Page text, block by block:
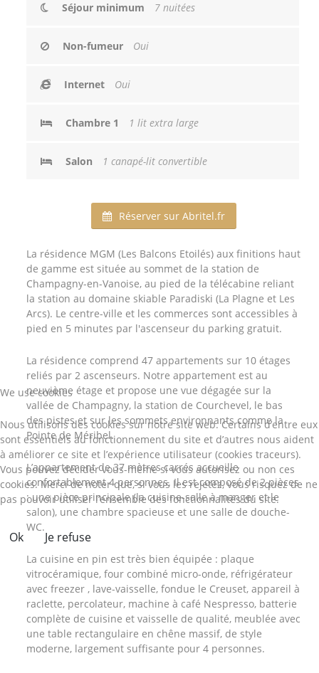
Séjour minimum 7 nuitées
Non-fumeur Oui
Internet Oui
Chambre 1 1 lit extra large
Salon 1 canapé-lit convertible
Réserver sur Abritel.fr
La résidence MGM (Les Balcons Etoilés) aux finitions haut
de gamme est située au sommet de la station de
Champagny-en-Vanoise, au pied de la télécabine reliant
la station au domaine skiable Paradiski (La Plagne et Les
Arcs). Le centre-ville et les commerces sont accessibles à
pied en 5 minutes par l'ascenseur du parking gratuit.
La résidence comprend 47 appartements sur 10 étages
reliés par 2 ascenseurs. Notre appartement est au
neuvième étage et propose une vue dégagée sur la
vallée de Champagny, la station de Courchevel, le bas
des pistes et sur les sommets environnants comme la
Pointe de Méribel.
L’appartement de 37 mètres carrés accueille
confortablement 4 personnes. Il est composé de 2 pièces
: une pièce principale (la cuisine-salle à manger et le
salon), une chambre spacieuse et une salle de douche-
WC.
La cuisine en pin est très bien équipée : plaque
vitrocéramique, four combiné micro-onde, réfrigérateur
avec freezer , lave-vaisselle, fondue le Creuset, appareil à
raclette, percolateur, machine à café Nespresso, batterie
complète de cuisine et vaisselle de qualité, meublée avec
une table rectangulaire en chêne massif, de style
moderne, largement suffisante pour 4 personnes.
We use cookies
Nous utilisons des cookies sur notre site web. Certains d’entre eux
sont essentiels au fonctionnement du site et d’autres nous aident
à améliorer ce site et l’expérience utilisateur (cookies traceurs).
Vous pouvez décider vous-même si vous autorisez ou non ces
cookies. Merci de noter que, si vous les rejetez, vous risquez de ne
pas pouvoir utiliser l’ensemble des fonctionnalités du site.
Ok Je refuse